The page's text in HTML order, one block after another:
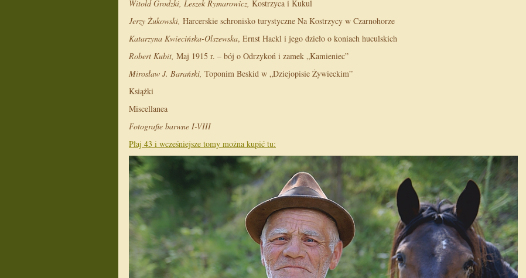
Witold Grodzki, Leszek Rymarowicz, Kostrzyca i Kukul
Jerzy Żukowski, Harcerskie schronisko turystyczne Na Kostrzycy w Czarnohorze
Katarzyna Kwiecińska-Olszewska, Ernst Hackl i jego dzieło o koniach huculskich
Robert Kubit, Maj 1915 r. – bój o Odrzykoń i zamek „Kamieniec”
Mirosław J. Barański, Toponim Beskid w „Dziejopisie Żywieckim”
Książki
Miscellanea
Fotografie barwne I-VIII
Płaj 43 i wcześniejsze tomy można kupić tu: